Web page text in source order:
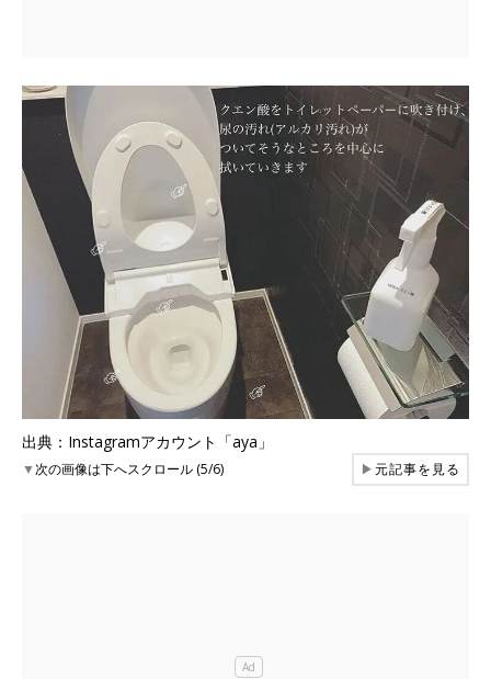
出典：Instagramアカウント「aya」
▼次の画像は下へスクロール (5/6) ▶元記事を見る